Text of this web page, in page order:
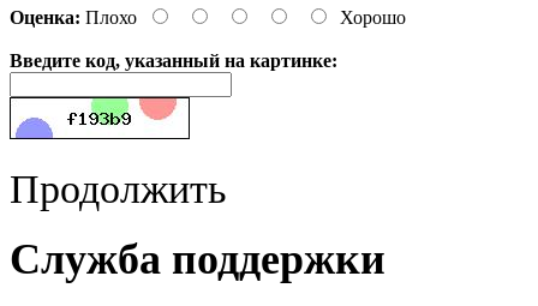
Оценка: Плохо Хорошо
Введите код, указанный на картинке:
Продолжить
Служба поддержки